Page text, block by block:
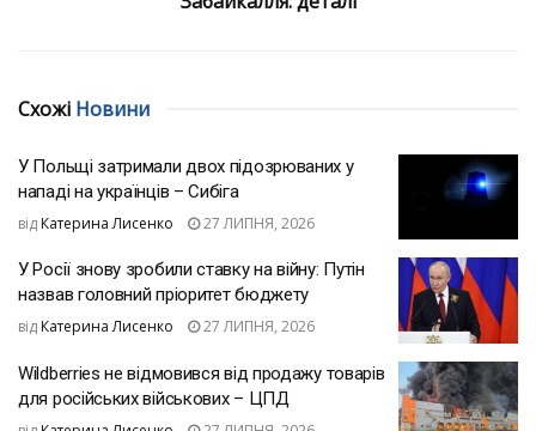
Схожі Новини
У Польщі затримали двох підозрюваних у
нападі на українців – Сибіга
від Катерина Лисенко 27 ЛИПНЯ, 2026
У Росії знову зробили ставку на війну: Путін
назвав головний пріоритет бюджету
від Катерина Лисенко 27 ЛИПНЯ, 2026
Wildberries не відмовився від продажу товарів
для російських військових – ЦПД